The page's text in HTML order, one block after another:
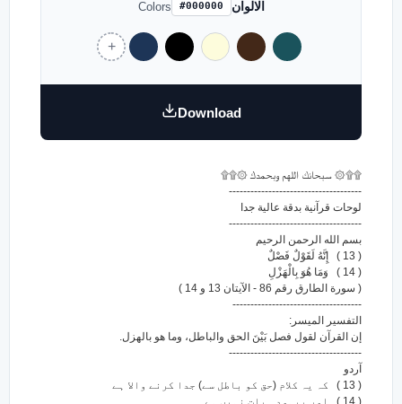
Colors #000000 الالوان
Download
۩۩۞ سبحانك اللهم وبحمدك ۞۩۩
-------------------------------------
لوحات قرآنية بدقة عالية جدا
-------------------------------------
بسم الله الرحمن الرحيم
( 13 ) إِنَّهُ لَقَوْلٌ فَصْلٌ
( 14 ) وَمَا هُوَ بِالْهَزْلِ
( سورة الطارق رقم 86 - الآيتان 13 و 14 )
------------------------------------
التفسير الميسر:
إن القرآن لقول فصل بَيْنَ الحق والباطل، وما هو بالهزل.
-------------------------------------
آردو
( 13 ) کہ یہ کلام (حق کو باطل سے) جدا کرنے والا ہے
( 14 ) اور بیہودہ بات نہیں ہے